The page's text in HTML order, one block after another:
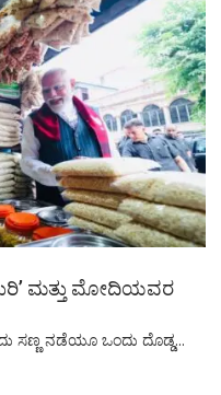
ಮತ್ತು ಮೋದಿಯವರ
ಸಣ್ಣ ನಡೆಯೂ ಒಂದು ದೊಡ್ಡ...